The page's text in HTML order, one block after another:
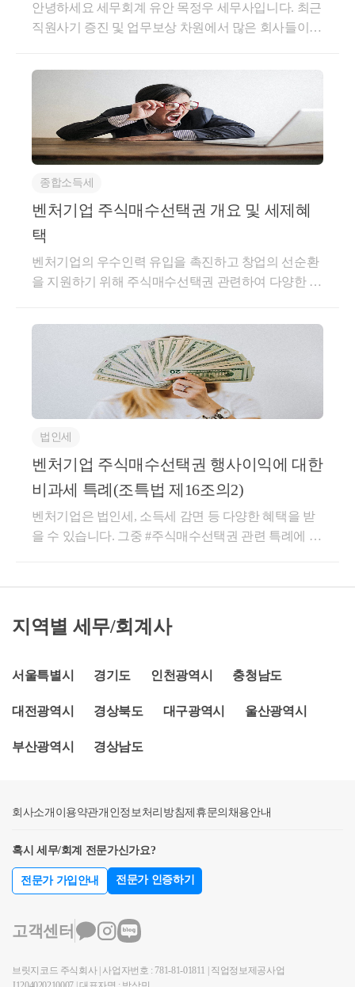
안녕하세요 세무회계 유안 목정우 세무사입니다. 최근
직원사기 증진 및 업무보상 차원에서 많은 회사들이
도(RSU) 등 정기적으로 지급하는 급여외의 상여형식
으로 별도의 급여를 많이 지급하고 있는 상황입니다.
특히 비상장회사의 경우 회사의 미래가치를 공유하기
위해 실제 많은 임직원들에게 스톡옵션 부여계약을 체
결하고, 스톡옵션을 행사하여 많은 임직원분들에게 보
상이 이뤄지고 있습니다.스톡옵션처리절차는 아래와
같습니다.​1. 회사와 임직원간 스톡옵션 부여계약 체결
(필요한 경우 이사회 결의)​2. 임직원 특정요건 충족(일
식 양도​스톡옵션행사에 대해서도 다른 소득과 마찬가
지로 세금이 부과됩니다. 부여단계에선 별도의 세금이
발생하지는 않지만, 행사시점과 양도단계에서 세금이
옵션은 쉽게말해 주식을 시가보다 적은가격으로 살 수
있는 권리입니다. 하지만 세법에서는 이러한 스톡옵션
차이에 대해 소득으로 보아 소득세를 과세합니다. 여
기서 해당 소득을 어떤 소득으로 봐야할지 문제가 생
깁니다. 통상 근로소득과 기타소득 중 하나로 과세됩
니다.​1. 행사당시 근로관계가 유지되고 있는 경우 : 근
로소득​2. 행사당시 이미 퇴직하여 근로관계가 없는 경
우 : 기타소득​소득구분에 따라 근로소득공제와 근로소
득에만 적용되는 세액공제(보장성보험료,의료비,교육
비 등)에 따라 차이가 발생합니다.(유의미한 차이는 아
닐 수 있습니다.)​스톡옵션 행사에 따라 통상 회사에서
니다. ​그래서 세법에서는 특정요건을 충족한 벤처기업
특례, 과세특례)벤처기업 임직원에게 벤처기업육성에
수선택권 에 대해 3가지 특례규정을 규정하고 있습니
다.​​1. 벤처기업 주식매수선택권 행사이익 비과세 특례
t; 5천만원으로 공제한도가 상향되었으니, 부여시점을
익 납부특례(조세특례제한법 제16조의3)​벤처기업 주
식매수선택권 행사이익에 대해 ①원친징수 의무를 제
외하고, ②소득세(근로소득,기타소득)에 대해 5년간 분
납 가능합니다.납부특례 규정 적용시 납세자는 매년 5
월 종합소득세 신고시 다른 종합소득(이자,배당,근로,
합산하여 5년간 신고 및 납부해야 합니다.​* 계산식 요
종합소득세
벤처기업 주식매수선택권 개요 및 세제혜
택
벤처기업의 우수인력 유입을 촉진하고 창업의 선순환
을 지원하기 위해 주식매수선택권 관련하여 다양한 방
내용을 정리하여 드리오니 추가적으로 문의사항은 언
제든 연락 부탁드립니다.벤처기업 주식매수선택권 개
요일반 주식회사와는 달리 상장/비상장 벤처기업에 대
해서는 주식매수선택권의 부여대상/부여한도에서 많
은 Benefit을 주고 있습니다.또한 소득세법상 주식매수
선택권 행사시 행사시점에 근로자 지위를 갖는지 여부
에 따라 근로소득세(근로자) / 기타소득세(퇴직자)로
구분되어 과세되나,비상장 벤처기업의 경우에는 행사
세를 이연하여 양도소득세를 과세할 수 있도록 선택할
수 있습니다벤처기업 주식매수선택권 세제혜택① 벤
처기업 주식매수선택권 행사이익 비과세 특례 (조세특
수선택권 행사이익에 대하여 연간 2억원까지 소득세
비과세 . 단, 비과세하는 행사이익의 벤처기업별 총 누
. 원천징수의무자(회사)가 비과세특례적용명세서를 행
할 세무서장에게 제출 ② 벤처기업 주식매수선택권 행
상 . 벤처기업 임원등이 상장/비상장 벤처기업으로부
소득세를 5년간 분할납부 가능 . 행사일이 속하는 과세
⑶ 비과세 적용방법 . 원천징수의무자(회사)가 특례적
용명세서를 행사일이 속하는 달의 다음달 10일까지 원
천징수 관할세무서장에게 제출 ③ 벤처기업 주식매수
제16조의 4) ⑴ 대상 .벤처기업 임직원 또는 대통령령
월 31일 이전에 부여받은벤처기업에 따라 부여한 적격
법인세
벤처기업 주식매수선택권 행사이익에 대한
비과세 특례(조특법 제16조의2)
벤처기업은 법인세, 소득세 감면 등 다양한 혜택을 받
을 수 있습니다. ​그중 #주식매수선택권 관련 특례에 대
을 해당 법인에서근무하는 기간 중 행사함으로써 얻은
이익(주식매수선택권 행사 당시의 시가와 실제 매수가
주식매수선택권을 부여받은 거주자가 해당 법인과고
을 행사함으로써 얻는 이익은기타소득.​③ 피상속인이
해당 주식매수선택권을 행사함으로써 얻는 이익(「상
원이 벤처기업으로부터 부여받은 주식매수선택권을
[벤처기업 주식매수선택권 행사이익 비과세 특례] 에
따라​연간 3천만원 이내 금액에 대해서는 소득세가 과
세되지 않습니다​​.​(비과세 금액은 다음에 따라 달라집
6조의 3에 따라 주식매수선택권을 부여해야 합니다.​벤
업의 주식매수선택권】① 주식회사인 벤처기업은
지역별 세무/회계사
서울특별시 경기도 인천광역시 충청남도
대전광역시 경상북도 대구광역시 울산광역시
부산광역시 경상남도
회사소개 이용약관개인정보처리방침제휴문의 채용안내
혹시 세무/회계 전문가신가요?
전문가 가입안내 전문가 인증하기
고객센터
브릿지코드 주식회사 | 사업자번호 : 781-81-01811 | 직업정보제공사업